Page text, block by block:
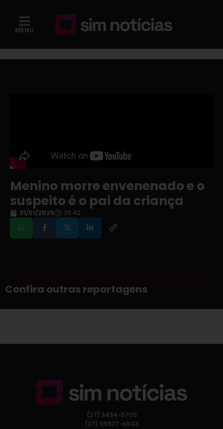
MENU
Menino morre envenenado e o
suspeito é o pai da criança
31/01/2025 20:42
Confira outras reportagens
(27) 3434-5700
(27) 99927-6943